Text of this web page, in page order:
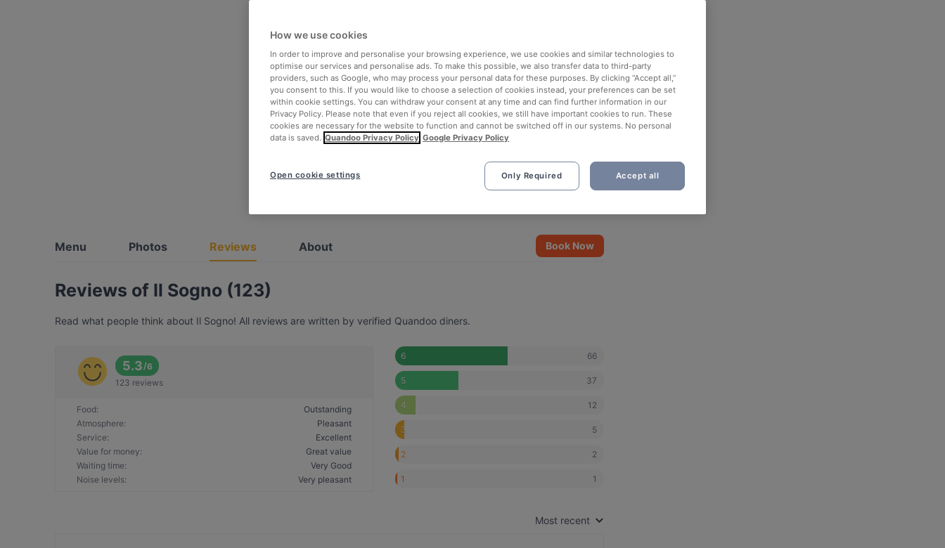
Menu Photos Reviews About Book Now
Reviews of Il Sogno (123)
Read what people think about Il Sogno! All reviews are written by verified Quandoo diners.
5.3/6
123 reviews
Food:
Outstanding
Atmosphere:
Pleasant
Service:
Excellent
Value for money:
Great value
Waiting time:
Very Good
Noise levels: Very pleasant
6 66
5 37
4 12
3 5
2 2
1 1
Most recent
How we use cookies
In order to improve and personalise your browsing experience, we use cookies and similar technologies to
optimise our services and personalise ads. To make this possible, we also transfer data to third-party
providers, such as Google, who may process your personal data for these purposes. By clicking “Accept all,”
you consent to this. If you would like to choose a selection of cookies instead, your preferences can be set
within cookie settings. You can withdraw your consent at any time and can find further information in our
Privacy Policy. Please note that even if you reject all cookies, we still have important cookies to run. These
cookies are necessary for the website to function and cannot be switched off in our systems. No personal
data is saved. Quandoo Privacy Policy Google Privacy Policy
Only Required Accept all
Open cookie settings